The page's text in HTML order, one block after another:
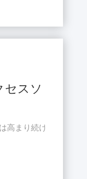
セスソリュー
高まり続けています。